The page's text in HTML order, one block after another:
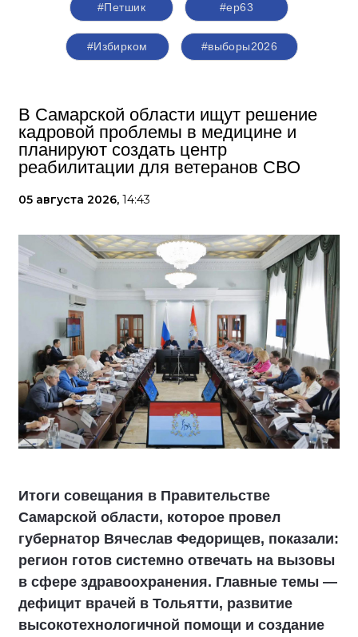
#Петшик #ер63
#Избирком #выборы2026
В Самарской области ищут решение
кадровой проблемы в медицине и
планируют создать центр
реабилитации для ветеранов СВО
05 августа 2026, 14:43
Итоги совещания в Правительстве
Самарской области, которое провел
губернатор Вячеслав Федорищев, показали:
регион готов системно отвечать на вызовы
в сфере здравоохранения. Главные темы —
дефицит врачей в Тольятти, развитие
высокотехнологичной помощи и создание